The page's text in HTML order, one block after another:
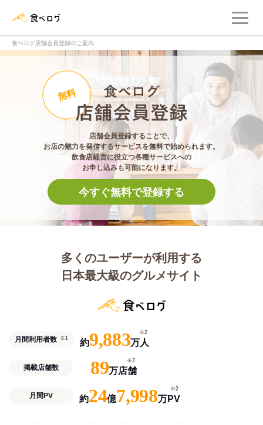
食べログ店舗会員登録のご案内
食べログ店舗会員
無料
店舗会員登録することで、
お店の魅力を発信するサービスを無料で始められます。
飲食店経営に役立つ各種サービスへの
お申し込みも可能になります。
今すぐ無料で登録する
多くのユーザーが利用する
日本最大級のグルメサイト
月間利用者数 ※1 約9,883万人
※2
掲載店舗数 89万店舗
※2
月間PV 約24億7,998万PV
※2